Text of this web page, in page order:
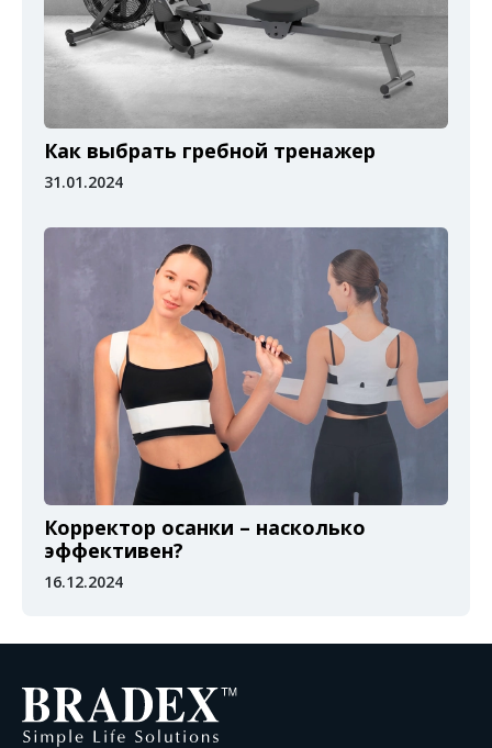
Как выбрать гребной тренажер
31.01.2024
Корректор осанки – насколько
эффективен?
16.12.2024